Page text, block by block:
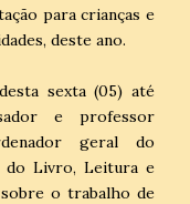
para crianças e
deste ano.
sexta (05) até
e professor
geral do
do Livro, Leitura e
o trabalho de